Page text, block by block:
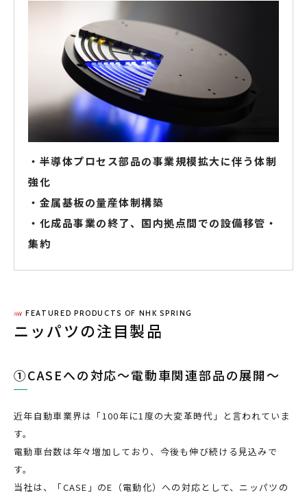
・半導体プロセス部品の事業規模拡大に伴う体制
強化
・金属基板の量産体制構築
・化成品事業の終了、国内拠点間での設備移管・
集約
FEATURED PRODUCTS OF NHK SPRING
ニッパツの注目製品
①CASEへの対応～電動車関連部品の展開～
近年自動車業界は「100年に1度の大変革時代」と言われていま
す。
電動車台数は年々増加しており、今後も伸び続ける見込みで
す。
当社は、「CASE」のE（電動化）への対応として、ニッパツの